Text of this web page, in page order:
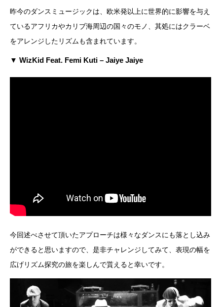
昨今のダンスミュージックは、欧米発以上に世界的に影響を与え
ているアフリカやカリブ海周辺の国々のモノ、其処にはクラーベ
をアレンジしたリズムも含まれています。
▼ WizKid Feat. Femi Kuti – Jaiye Jaiye
今回述べさせて頂いたアプローチは様々なダンスにも落とし込み
ができると思いますので、是非チャレンジしてみて、表現の幅を
広げリズム探究の旅を楽しんで貰えると幸いです。